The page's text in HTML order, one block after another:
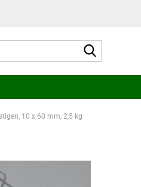
10 x 60 mm, 2,5 kg